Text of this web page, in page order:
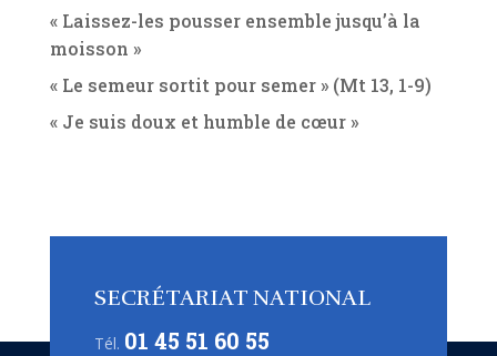
« Laissez-les pousser ensemble jusqu’à la
moisson »
« Le semeur sortit pour semer » (Mt 13, 1-9)
« Je suis doux et humble de cœur »
SECRÉTARIAT NATIONAL
Tél. 01 45 51 60 55